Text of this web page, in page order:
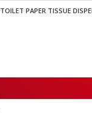
TOILET PAPER TISSUE